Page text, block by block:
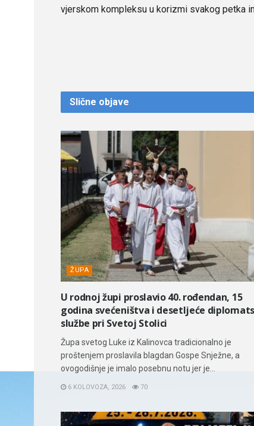
vjerskom kompleksu u korizmi svakog petka
Slične objave
ŽUPA
U rodnoj župi proslavio 40. rođendan, 15
godina svećeništva i desetljeće
službe pri Svetoj Stolici
Župa svetog Luke iz Kalinovca tradicionalno je
proštenjem proslavila blagdan Gospe Snježne, a
ovogodišnje je imalo posebnu notu jer je...
6 KOLOVOZA, 2026 70